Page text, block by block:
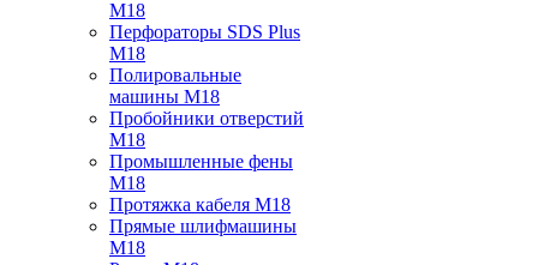
M18
Перфораторы SDS Plus
M18
Полировальные
машины M18
Пробойники отверстий
M18
Промышленные фены
M18
Протяжка кабеля M18
Прямые шлифмашины
M18